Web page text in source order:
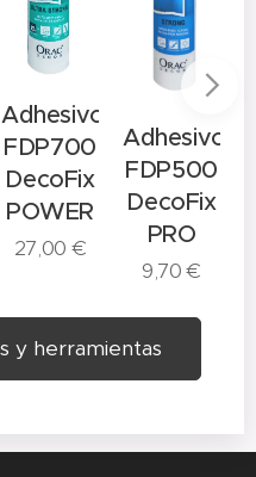
Adhesivo
FDP700
DecoFix
POWER
27,00 €
Adhesivo
FDP500
DecoFix
PRO
9,70€
y herramientas